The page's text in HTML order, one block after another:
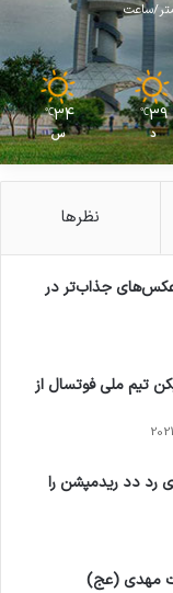
39
℃
د
34
℃
س
نظرها
عکس‌های جذاب‌تر در
تیم ملی فوتسال از
رد دد ریدمپشن را
مهدی (عج)